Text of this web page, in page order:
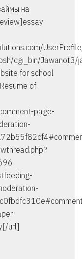
на
cgi_bin/Jawanot3/
for school
of
page-
url]